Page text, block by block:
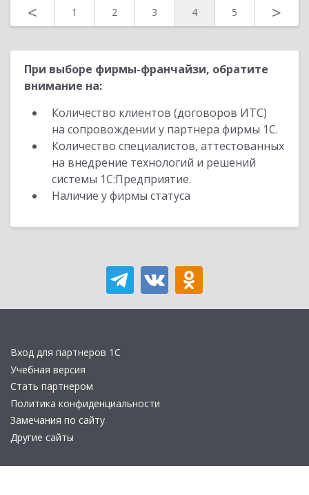
< 1 2 3 4 5 >
При выборе фирмы-франчайзи, обратите
внимание на:
Количество клиентов (договоров ИТС)
на сопровождении у партнера фирмы 1С.
Количество специалистов, аттестованных
на внедрение технологий и решений
системы 1С:Предприятие.
Наличие у фирмы статуса
Вход для партнеров 1С
Учебная версия
Стать партнером
Политика конфиденциальности
Замечания по сайту
Другие сайты